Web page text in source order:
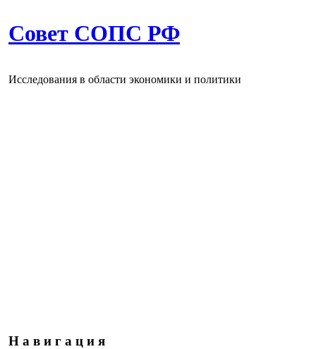
Совет СОПС РФ
Исследования в области экономики и политики
Н а в и г а ц и я